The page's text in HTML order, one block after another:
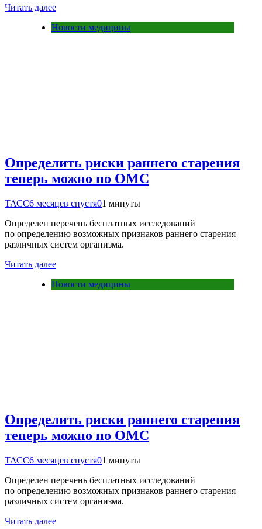
Читать далее
Новости медицины
Определить риски раннего старения
теперь можно по ОМС
ТАСС6 месяцев спустя01 минуты
Определен перечень бесплатных исследований
по определению возможных признаков раннего старения
различных систем организма.
Читать далее
Новости медицины
Определить риски раннего старения
теперь можно по ОМС
ТАСС6 месяцев спустя01 минуты
Определен перечень бесплатных исследований
по определению возможных признаков раннего старения
различных систем организма.
Читать далее